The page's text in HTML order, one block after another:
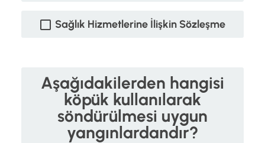
Sağlık Hizmetlerine İlişkin Sözleşme
Aşağıdakilerden hangisi
köpük kullanılarak
söndürülmesi uygun
yangınlardandır?